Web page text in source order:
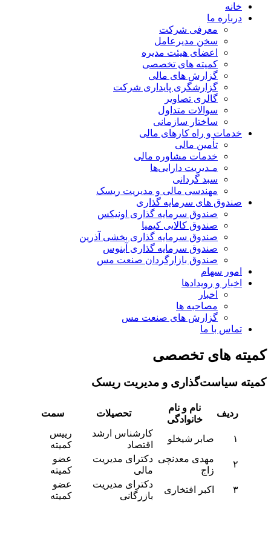
خانه
درباره ما
معرفی شرکت
سخن مدیرعامل
اعضای هیئت مدیره
کمیته های تخصصی
گزارش های مالی
گزارشگری پایداری شرکت
گالری تصاویر
سوالات متداول
ساختار سازمانی
خدمات و راه کارهای مالی
تأمین مالی
خدمات مشاوره مالی
مـدیریت دارایی‌ها
سبد گردانی
مهندسی مالی و مدیریت ریسک
صندوق های سرمایه گذاری
صندوق سرمایه گذاری اونیکس
صندوق کالایی کیمیا
صندوق سرمایه گذاری بخشی آذرین
صندوق سرمایه گذاری آبنوس
صندوق بازارگردان صنعت مس
امور سهام
اخبار و رویدادها
اخبار
مصاحبه ها
گزارش های صنعت مس
تماس با ما
کمیته های تخصصی
کمیته سیاست‌گذاری و مدیریت ریسک
ردیف
نام و نام
خانوادگی
تحصیلات سمت
۱ صابر شیخلو
کارشناس ارشد
اقتصاد
رییس
کمیته
۲
مهدی معدنچی
زاج
دکترای مدیریت
مالی
عضو
کمیته
۳
اکبر افتخاری
دکترای مدیریت
بازرگانی
عضو
کمیته